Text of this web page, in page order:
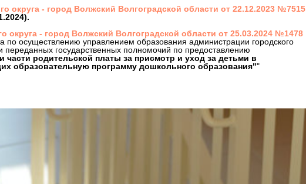
округа - город Волжский Волгоградской области от 22.12.2023 №7515
округа - город Волжский Волгоградской области от 25.03.2024 №1478
по осуществлению управлением образования администрации городского
переданных государственных полномочий по предоставлению
части родительской платы за присмотр и уход за детьми в
образовательную программу дошкольного образования""